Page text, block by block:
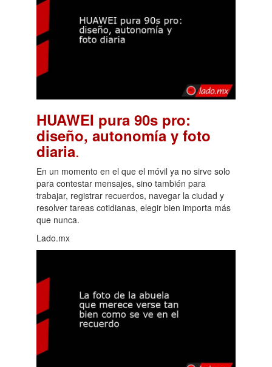
HUAWEI pura 90s pro:
diseño, autonomía y foto
diaria.
En un momento en el que el móvil ya no sirve solo
para contestar mensajes, sino también para
trabajar, registrar recuerdos, navegar la ciudad y
resolver tareas cotidianas, elegir bien importa más
que nunca.
Lado.mx